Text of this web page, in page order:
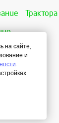
Трактора
на сайте,
и
.